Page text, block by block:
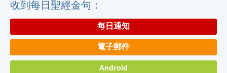
收到每日聖經金句：
每日通知
電子郵件
Android